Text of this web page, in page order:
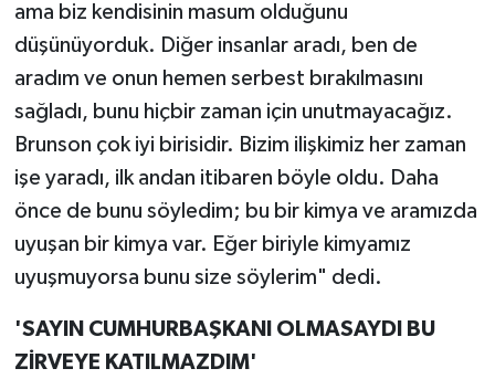
ama biz kendisinin masum olduğunu
düşünüyorduk. Diğer insanlar aradı, ben de
aradım ve onun hemen serbest bırakılmasını
sağladı, bunu hiçbir zaman için unutmayacağız.
Brunson çok iyi birisidir. Bizim ilişkimiz her zaman
işe yaradı, ilk andan itibaren böyle oldu. Daha
önce de bunu söyledim; bu bir kimya ve aramızda
uyuşan bir kimya var. Eğer biriyle kimyamız
uyuşmuyorsa bunu size söylerim" dedi.
'SAYIN CUMHURBAŞKANI OLMASAYDI BU
ZİRVEYE KATILMAZDIM'